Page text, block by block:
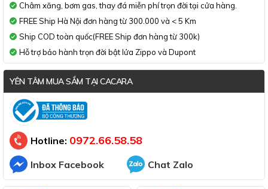
Châm xăng, bơm gas, thay đá miễn phí trọn đời tại cửa hàng.
FREE Ship Hà Nội đơn hàng từ 300.000 và < 5 Km
Ship COD toàn quốc(FREE Ship đơn hàng từ 300k)
Hỗ trợ bảo hành trọn đời bật lửa Zippo và Dupont
YÊN TÂM MUA SẮM TẠI CACARA
Đã thông báo Bộ Công Thương
Hotline: 0972.66.58.58
Inbox Facebook Chat Zalo